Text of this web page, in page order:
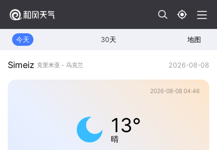
今天 30天 地图
Simeiz 克里米亚 - 乌克兰 2026-08-08
2026-08-08 04:46
13°
晴